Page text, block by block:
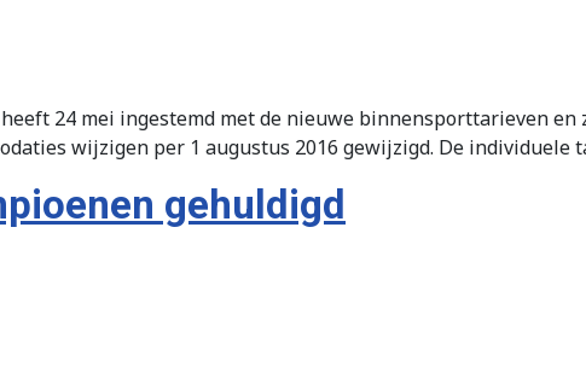
24 mei ingestemd met de nieuwe binnensporttarieven en
wijzigen per 1 augustus 2016 gewijzigd. De individuele
gehuldigd